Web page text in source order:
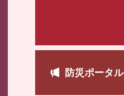
防災ポータル